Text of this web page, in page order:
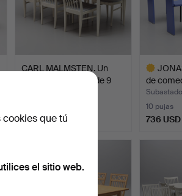
CARL MALMSTEN. Un
grupo de comedor de 9
736 USD
de
10 pujas
736 USD
que tú
el sitio web.